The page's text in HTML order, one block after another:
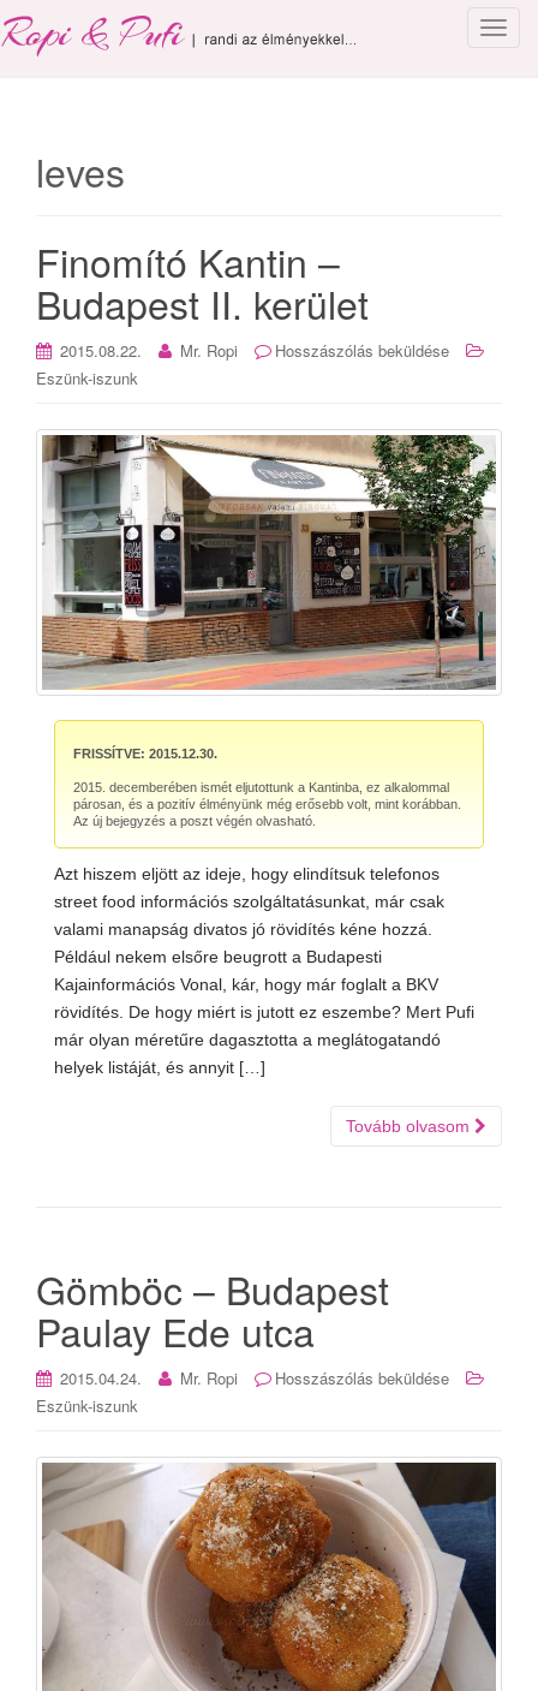
T
leves
Finomító Kantin –
Budapest II. kerület
2015.08.22. Mr. Ropi
Hosszászólás beküldése
Eszünk-iszunk
FRISSÍTVE: 2015.12.30.
2015. decemberében ismét eljutottunk a Kantinba, ez alkalommal
párosan, és a pozitív élményünk még erősebb volt, mint korábban.
Az új bejegyzés a poszt végén olvasható.
Azt hiszem eljött az ideje, hogy elindítsuk telefonos
street food információs szolgáltatásunkat, már csak
valami manapság divatos jó rövidítés kéne hozzá.
Például nekem elsőre beugrott a Budapesti
Kajainformációs Vonal, kár, hogy már foglalt a BKV
rövidítés. De hogy miért is jutott ez eszembe? Mert Pufi
már olyan méretűre dagasztotta a meglátogatandó
helyek listáját, és annyit […]
Tovább olvasom
Gömböc – Budapest
Paulay Ede utca
2015.04.24. Mr. Ropi
Hosszászólás beküldése
Eszünk-iszunk